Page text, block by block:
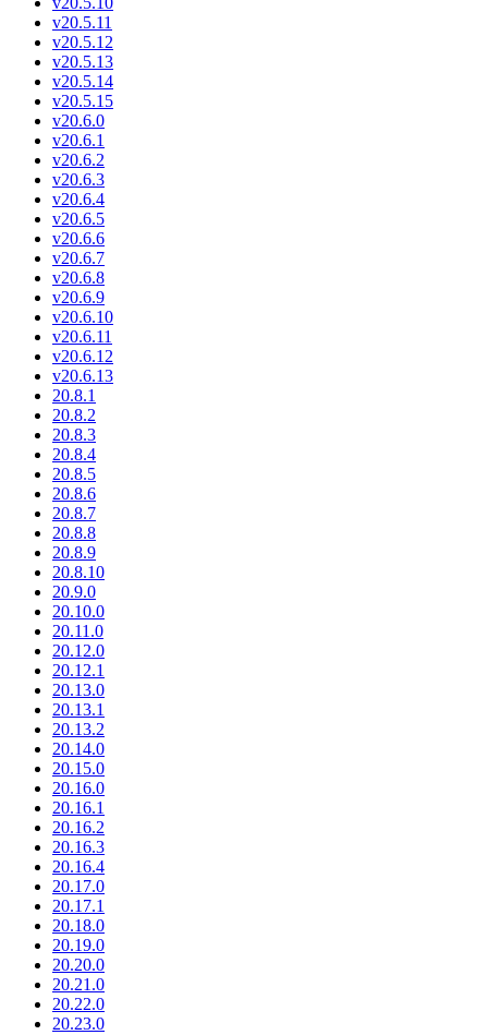
v20.5.11
v20.5.12
v20.5.13
v20.5.14
v20.5.15
v20.6.0
v20.6.1
v20.6.2
v20.6.3
v20.6.4
v20.6.5
v20.6.6
v20.6.7
v20.6.8
v20.6.9
v20.6.10
v20.6.11
v20.6.12
v20.6.13
20.8.1
20.8.2
20.8.3
20.8.4
20.8.5
20.8.6
20.8.7
20.8.8
20.8.9
20.8.10
20.9.0
20.10.0
20.11.0
20.12.0
20.12.1
20.13.0
20.13.1
20.13.2
20.14.0
20.15.0
20.16.0
20.16.1
20.16.2
20.16.3
20.16.4
20.17.0
20.17.1
20.18.0
20.19.0
20.20.0
20.21.0
20.22.0
20.23.0